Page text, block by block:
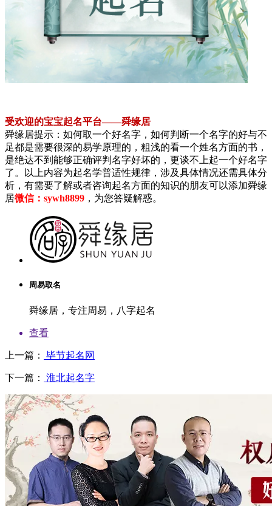
受欢迎的宝宝起名平台——舜缘居
舜缘居提示：如何取一个好名字，如何判断一个名字的好与不
足都是需要很深的易学原理的，粗浅的看一个姓名方面的书，
是绝达不到能够正确评判名字好坏的，更谈不上起一个好名字
了。以上内容为起名学普适性规律，涉及具体情况还需具体分
析，有需要了解或者咨询起名方面的知识的朋友可以添加舜缘
居微信：sywh8899 ，为您答疑解惑。
周易取名
舜缘居，专注周易，八字起名
查看
上一篇： 毕节起名网
下一篇： 淮北起名字